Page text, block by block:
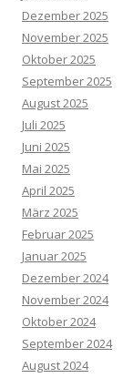
Dezember 2025
November 2025
Oktober 2025
September 2025
August 2025
Juli 2025
Juni 2025
Mai 2025
April 2025
März 2025
Februar 2025
Januar 2025
Dezember 2024
November 2024
Oktober 2024
September 2024
August 2024